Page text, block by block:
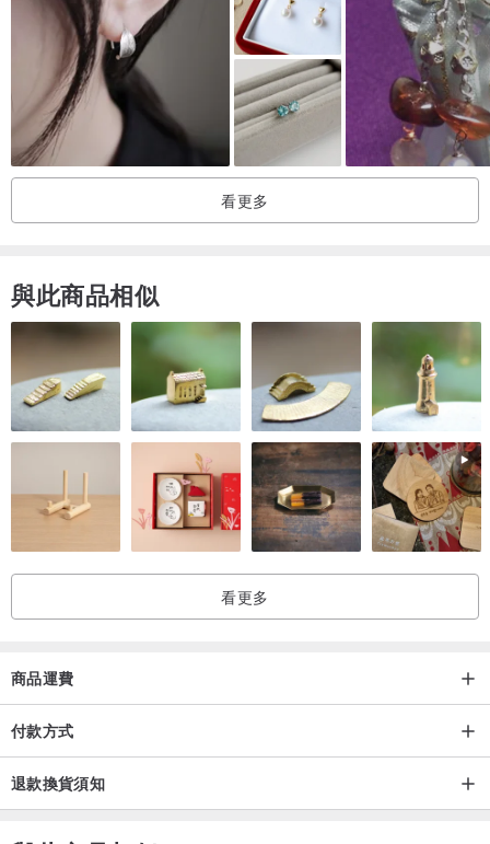
*顏色可能與顯示器或手機屏幕上的顏色不同。
*出於衛生原因，耳針不能退換貨。其他作品，到貨如有破損，請在一
周內聯繫我們。
看更多
與此商品相似
看更多
商品運費
付款方式
退款換貨須知